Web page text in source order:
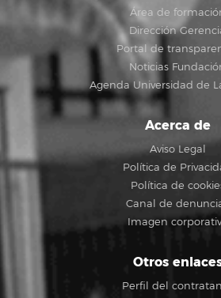
Área de
Dirección
Portal de
Noticias
Agenda Universidad de
Acerca de
Aviso Legal
Política de
Política de
Canal de
Imagen
Otros
Perfil del